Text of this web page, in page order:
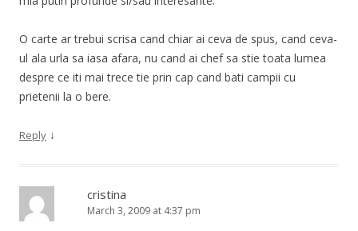
O carte ar trebui scrisa cand chiar ai ceva de spus, cand ceva-
ul ala urla sa iasa afara, nu cand ai chef sa stie toata lumea
despre ce iti mai trece tie prin cap cand bati campii cu
prietenii la o bere.
Reply ↓
cristina
March 3, 2009 at 4:37 pm